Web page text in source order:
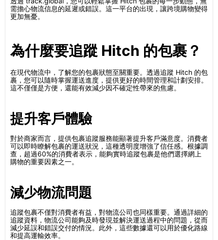
需擔心物流信息的延遲或錯誤。這一平台的出現，讓跨境購物變得
更加無憂。
為什麼要追蹤 Hitch 的包裹？
在現代物流中，了解您的包裹狀態至關重要。透過追蹤 Hitch 的包
裹，您可以隨時掌握運送進度，提供更好的時間管理和計劃安排。
這不僅僅是方便，還能有效減少因不確定性帶來的焦慮。
提升客戶體驗
對於商家而言，提供包裹追蹤服務能顯著提升客戶滿意度。消費者
可以即時瞭解包裹的運送狀況，這種透明度增強了信任感。根據調
查，超過60%的消費者表示，能夠實時追蹤包裹是他們選擇網上
購物的重要因素之一。
減少物流問題
追蹤包裹不僅對消費者有益，對物流公司也同樣重要。通過詳細的
追蹤資料，物流公司能夠及時發現並解決運送過程中的問題，從而
減少延誤和錯誤交付的情況。此外，這些數據還可以用於優化路線
和提高運輸效率。